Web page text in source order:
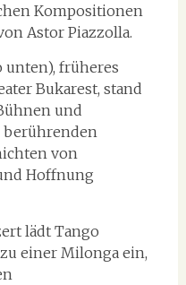
Kompositionen
Astor Piazzolla.
unten), früheres
Bukarest, stand
und
von
Hoffnung
lädt Tango
zu einer Milonga ein,